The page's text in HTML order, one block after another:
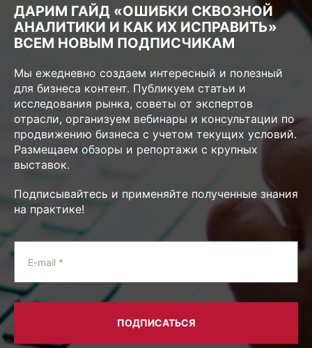
ДАРИМ ГАЙД «ОШИБКИ СКВОЗНОЙ
АНАЛИТИКИ И КАК ИХ ИСПРАВИТЬ»
ВСЕМ НОВЫМ ПОДПИСЧИКАМ
Мы ежедневно создаем интересный и полезный
для бизнеса контент. Публикуем статьи и
исследования рынка, советы от экспертов
отрасли, организуем вебинары и консультации по
продвижению бизнеса с учетом текущих условий.
Размещаем обзоры и репортажи с крупных
выставок.
Подписывайтесь и применяйте полученные знания
на практике!
E-mail *
ПОДПИСАТЬСЯ